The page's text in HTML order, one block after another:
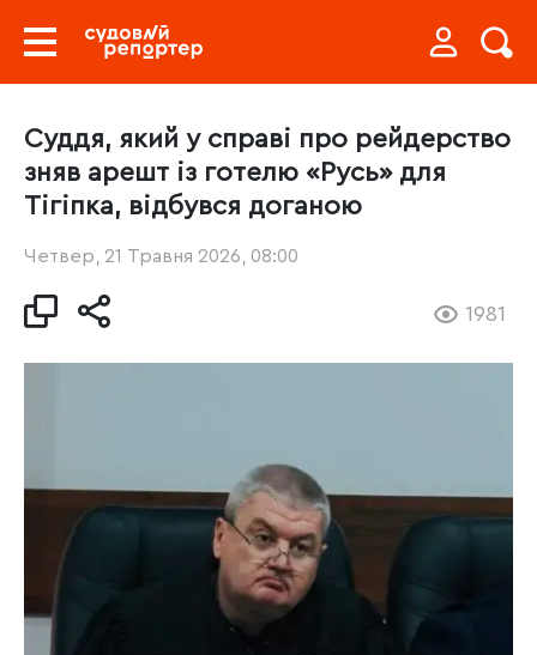
Суддя, який у справі про рейдерство
зняв арешт із готелю «Русь» для
Тігіпка, відбувся доганою
Четвер, 21 Травня 2026, 08:00
1981